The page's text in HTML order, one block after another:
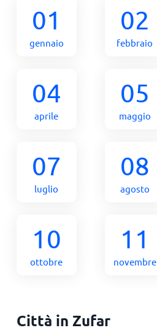
01
gennaio
02
febbraio
04
aprile
05
maggio
07
luglio
08
agosto
10
ottobre
11
novembre
Città in Zufar